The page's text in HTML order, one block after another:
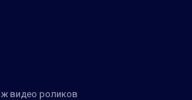
видео роликов